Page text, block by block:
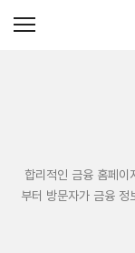
합리적인 금융 홈페이
부터 방문자가 금융 정